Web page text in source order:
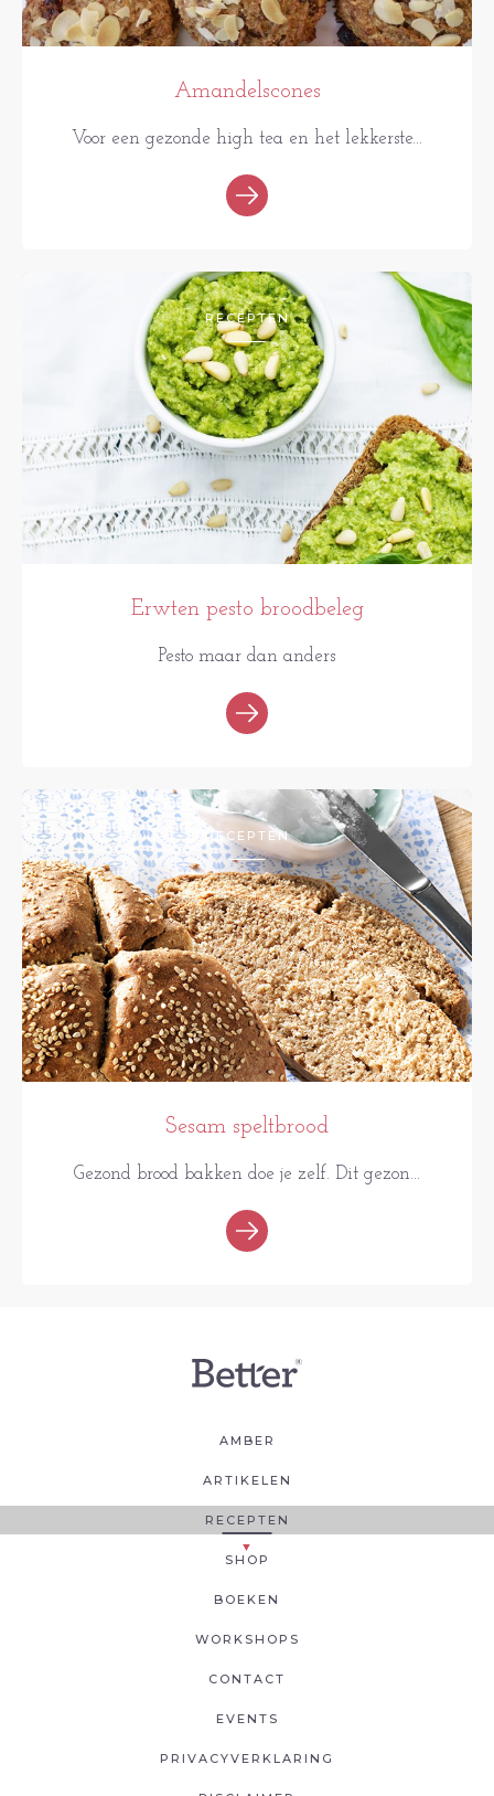
Amandelscones
Voor een gezonde high tea en het lekkerste...
RECEPTEN
Erwten pesto broodbeleg
Pesto maar dan anders
RECEPTEN
Sesam speltbrood
Gezond brood bakken doe je zelf. Dit gezon...
AMBER
ARTIKELEN
RECEPTEN
SHOP
BOEKEN
WORKSHOPS
CONTACT
EVENTS
PRIVACYVERKLARING